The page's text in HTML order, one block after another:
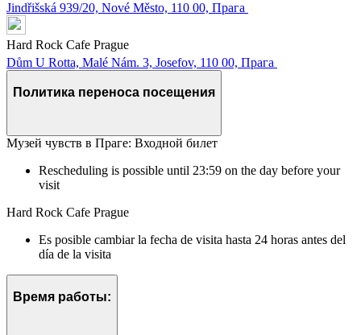
Jindřišská 939/20, Nové Město, 110 00, Прага
Hard Rock Cafe Prague
Dům U Rotta, Malé Nám. 3, Josefov, 110 00, Прага
Политика переноса посещения
Музей чувств в Праге: Входной билет
Rescheduling is possible until 23:59 on the day before your
visit
Hard Rock Cafe Prague
Es posible cambiar la fecha de visita hasta 24 horas antes del
día de la visita
Время работы: